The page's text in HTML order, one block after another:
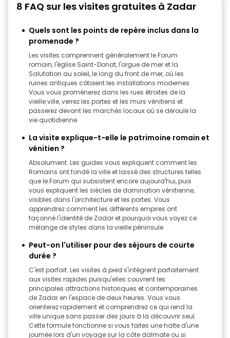
8 FAQ sur les visites gratuites à Zadar
Quels sont les points de repère inclus dans la
promenade ?
Les visites comprennent généralement le Forum
romain, l'église Saint-Donat, l'orgue de mer et la
Salutation au soleil, le long du front de mer, où les
ruines antiques côtoient les installations modernes.
Vous vous promènerez dans les rues étroites de la
vieille ville, verrez les portes et les murs vénitiens et
passerez devant les marchés locaux où se déroule la
vie quotidienne.
La visite explique-t-elle le patrimoine romain et
vénitien ?
Absolument. Les guides vous expliquent comment les
Romains ont fondé la ville et laissé des structures telles
que le Forum qui subsistent encore aujourd'hui, puis
vous expliquent les siècles de domination vénitienne,
visibles dans l'architecture et les portes. Vous
apprendrez comment les différents empires ont
façonné l'identité de Zadar et pourquoi vous voyez ce
mélange de styles dans la vieille péninsule.
Peut-on l'utiliser pour des séjours de courte
durée ?
C'est parfait. Les visites à pied s'intègrent parfaitement
aux visites rapides puisqu'elles couvrent les
principales attractions historiques et contemporaines
de Zadar en l'espace de deux heures. Vous vous
orienterez rapidement et comprendrez ce qui rend la
ville unique sans passer des jours à la découvrir seul.
Cette formule fonctionne si vous faites une halte d'une
journée lors d'un voyage sur la côte dalmate ou si